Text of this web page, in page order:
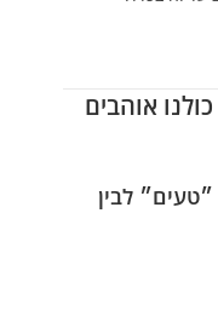
אוהבים
לבין